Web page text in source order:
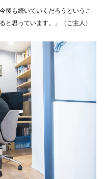
後も続いていくだろうというこ
と思っています。」（ご主人）